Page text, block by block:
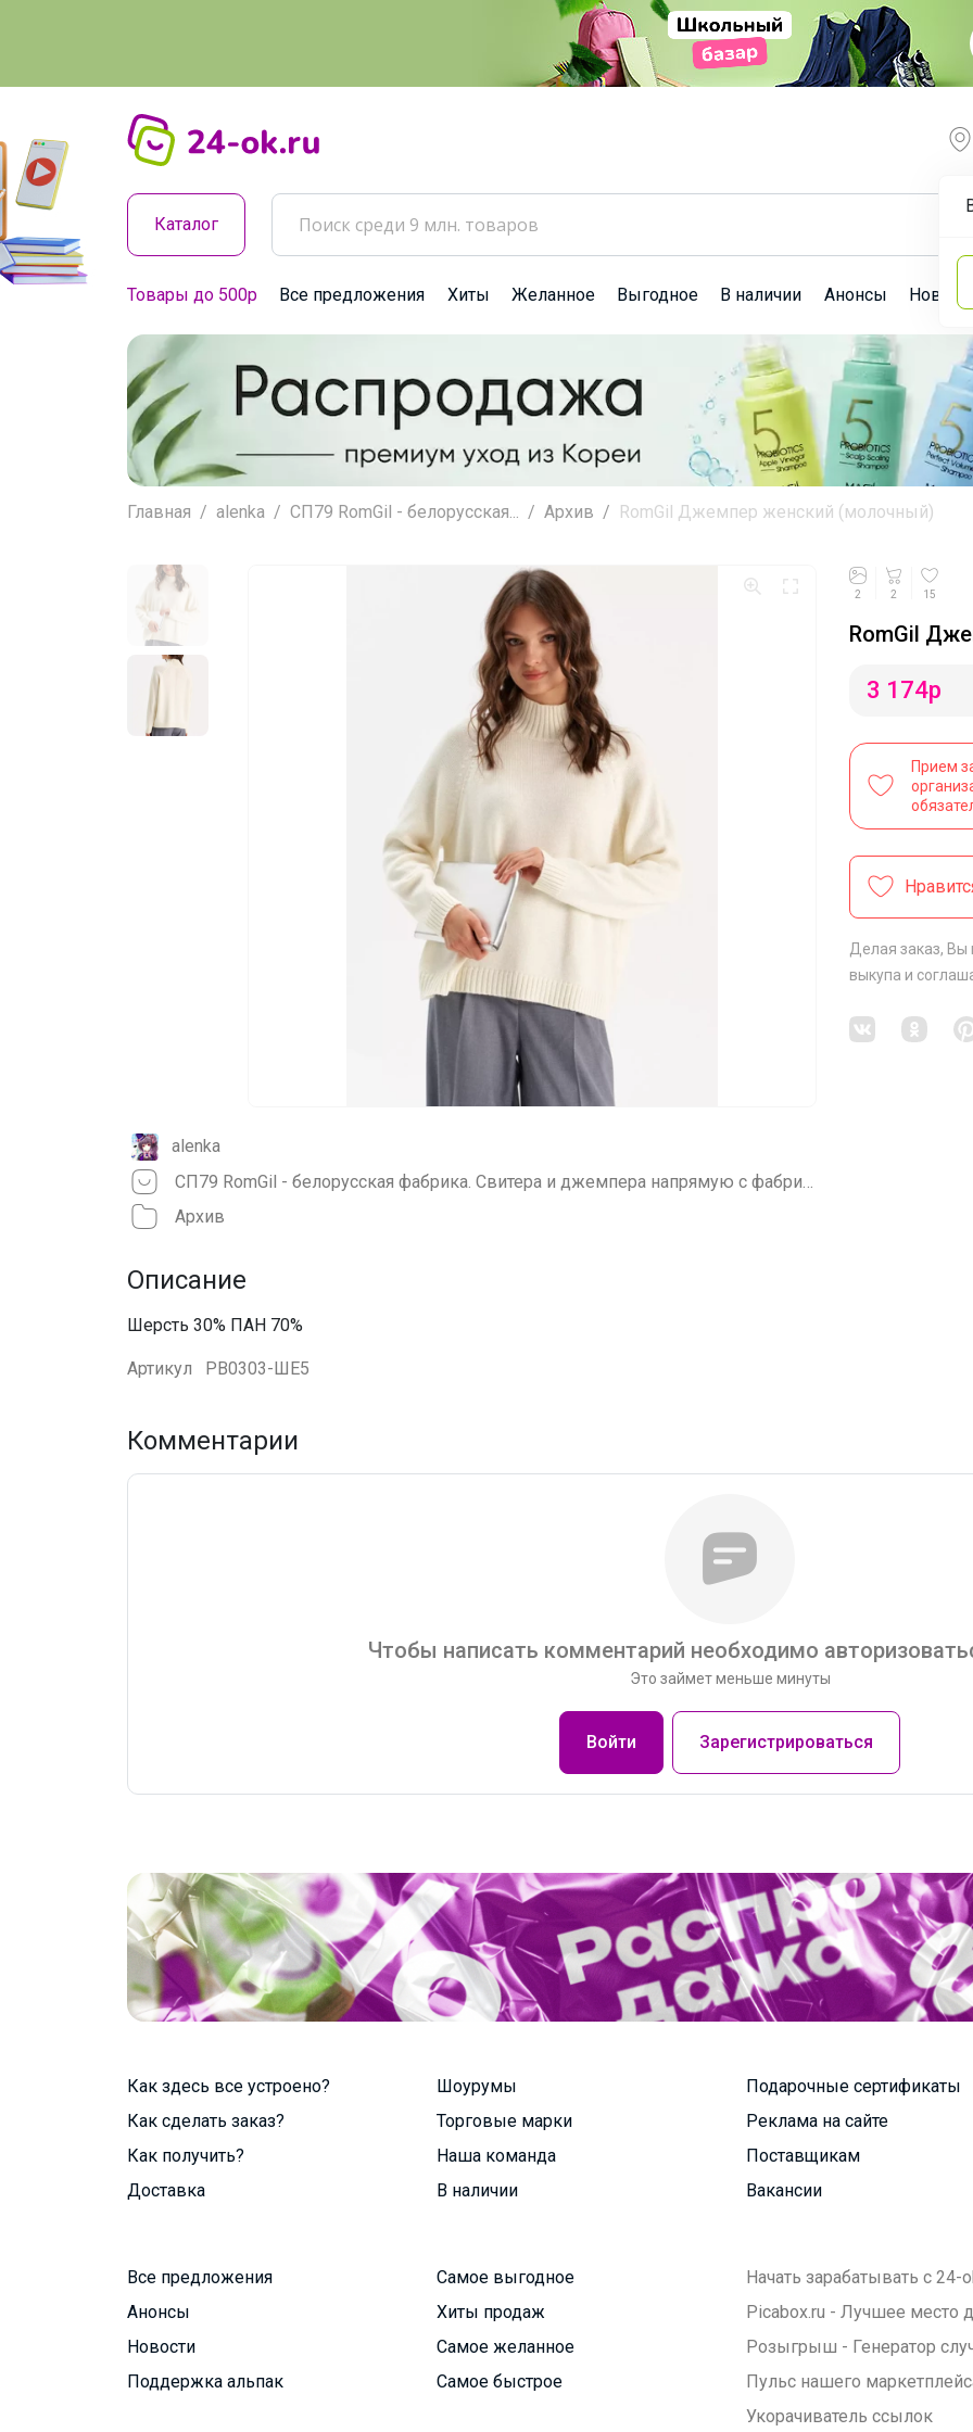
Каталог
Товары до 500р Все предложения Хиты Желанное Выгодное В наличии Анонсы Новости
Главная alenka СП79 RomGil - белорусская... Архив RomGil Джемпер женский (молочный)
alenka
Архив
Описание
Шерсть 30% ПАН 70%
Артикул РВ0303-ШЕ5
2 2 15
RomGil
3 174р
Прием
Делая заказ, Вы
выкупа и
Комментарии
Чтобы написать комментарий необходимо
Это займет меньше минуты
Войти Зарегистрироваться
Как здесь все устроено?
Как сделать заказ?
Как получить?
Доставка
Шоурумы
Торговые марки
Наша команда
В наличии
Подарочные сертификаты
Реклама на сайте
Поставщикам
Вакансии
Все предложения
Анонсы
Новости
Поддержка альпак
Самое выгодное
Хиты продаж
Самое желанное
Самое быстрое
Начать зарабатывать с 24-
Picabox.ru - Лучшее место
Розыгрыш - Генератор
Пульс нашего
Укорачиватель ссылок